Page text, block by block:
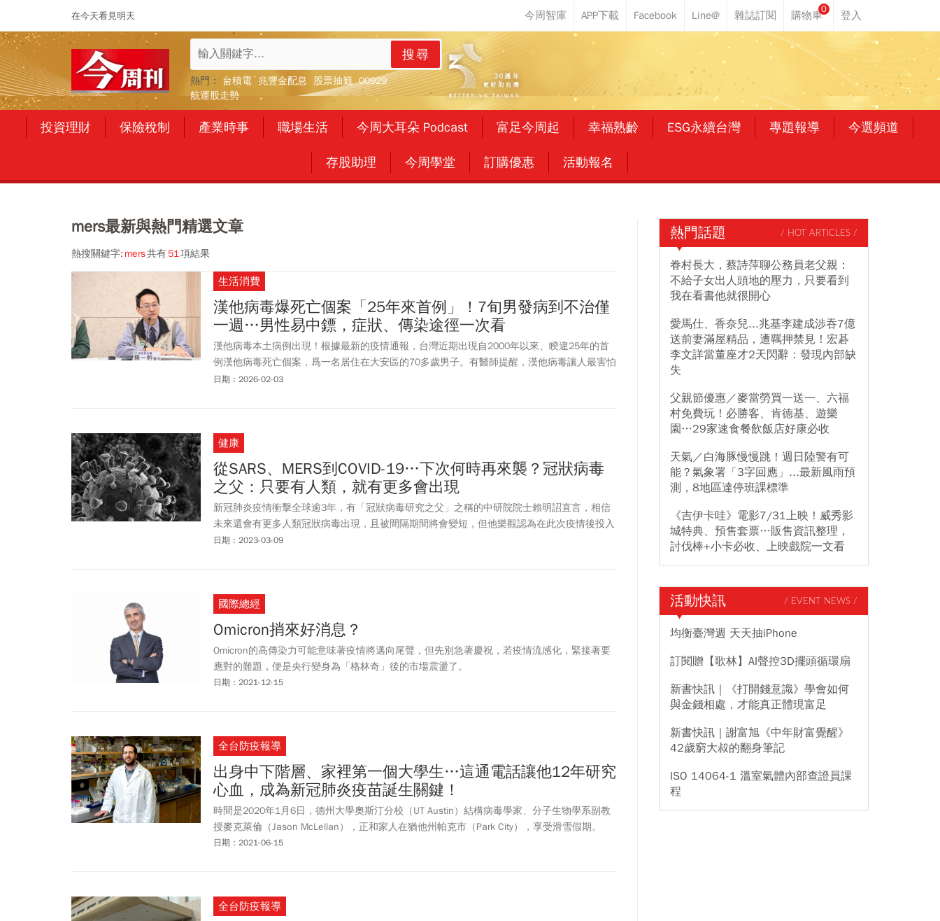
在今天看見明天
0
搜尋
熱門： 台積電 兆豐金配息 股票抽籤 00929
航運股走勢
投資理財 保險稅制 產業時事 職場生活 今周大耳朵 Podcast 富足今周起 幸福熟齡 ESG永續台灣 專題報導 今選頻道
存股助理 今周學堂 訂購優惠 活動報名
mers最新與熱門精選文章
熱搜關鍵字: mers共有51項結果
生活消費
漢他病毒爆死亡個案「25年來首例」！7旬男發病到不治僅
一週…男性易中鏢，症狀、傳染途徑一次看
漢他病毒本土病例出現！根據最新的疫情通報，台灣近期出現自2000年以來、睽違25年的首
例漢他病毒死亡個案，爲一名居住在大安區的70多歲男子。有醫師提醒，漢他病毒讓人最害怕
的，從來不是不認識病毒，而是這病毒「一開始像感冒」，卻可能在短短數小時內引發肺水腫
日期：2026-02-03
健康
從SARS、MERS到COVID-19…下次何時再來襲？冠狀病毒
之父：只要有人類，就有更多會出現
新冠肺炎疫情衝擊全球逾3年，有「冠狀病毒研究之父」之稱的中研院院士賴明詔直言，相信
未來還會有更多人類冠狀病毒出現，且被間隔期間將會變短，但他樂觀認為在此次疫情後投入
更多經費、設備與研究量能，會更有信心、能力與方法去應對。對於相當具爭議性的COVID-
幸運，這也見證科學的偉大，至於疫苗的有效性，他認為疫苗開發須具科學證據，有效與否，
不是也不應靠自己判斷，應信任科學。
日期：2023-03-09
國際總經
Omicron捎來好消息？
Omicron的高傳染力可能意味著疫情將邁向尾聲，但先別急著慶祝，若疫情流感化，緊接著要
應對的難題，便是央行變身為「格林奇」後的市場震盪了。
日期：2021-12-15
全台防疫報導
出身中下階層、家裡第一個大學生…這通電話讓他12年研究
心血，成為新冠肺炎疫苗誕生關鍵！
時間是2020年1月6日，德州大學奧斯汀分校（UT Austin）結構病毒學家、分子生物學系副教
授麥克萊倫（Jason McLellan），正和家人在猶他州帕克市（Park City），享受滑雪假期。
日期：2021-06-15
全台防疫報導
熱門話題 / HOT ARTICLES /
眷村長大，蔡詩萍聊公務員老父親：
不給子女出人頭地的壓力，只要看到
我在看書他就很開心
愛馬仕、香奈兒...兆基李建成涉吞7億
送前妻滿屋精品，遭羈押禁見！宏碁
李文詳當董座才2天閃辭：發現內部缺
失
父親節優惠／麥當勞買一送一、六福
村免費玩！必勝客、肯德基、遊樂
園…29家速食餐飲飯店好康必收
天氣／白海豚慢慢跳！週日陸警有可
能？氣象署「3字回應」...最新風雨預
測，8地區達停班課標準
《吉伊卡哇》電影7/31上映！威秀影
城特典、預售套票…販售資訊整理，
討伐棒+小卡必收、上映戲院一文看
活動快訊 / EVENT NEWS /
均衡臺灣週 天天抽iPhone
訂閱贈【歌林】AI聲控3D擺頭循環扇
新書快訊｜《打開錢意識》學會如何
與金錢相處，才能真正體現富足
新書快訊｜謝富旭《中年財富覺醒》
42歲窮大叔的翻身筆記
ISO 14064-1 溫室氣體內部查證員課
程